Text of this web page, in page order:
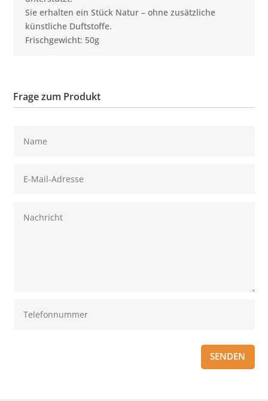
Sie erhalten ein Stück Natur – ohne zusätzliche
künstliche Duftstoffe.
Frischgewicht: 50g
Frage zum Produkt
SENDEN